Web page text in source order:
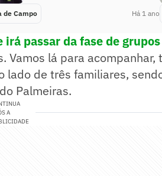
de Campo Há 1 ano
passar da fase de
Vamos lá para acompanhar,
lado de três familiares,
Palmeiras.
A